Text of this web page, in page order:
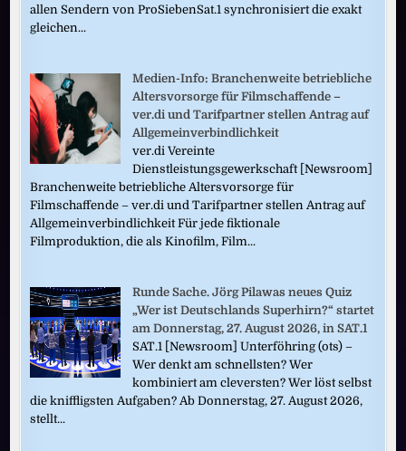
allen Sendern von ProSiebenSat.1 synchronisiert die exakt
gleichen...
Medien-Info: Branchenweite betriebliche
Altersvorsorge für Filmschaffende –
ver.di und Tarifpartner stellen Antrag auf
Allgemeinverbindlichkeit
ver.di Vereinte
Dienstleistungsgewerkschaft [Newsroom]
Branchenweite betriebliche Altersvorsorge für
Filmschaffende – ver.di und Tarifpartner stellen Antrag auf
Allgemeinverbindlichkeit Für jede fiktionale
Filmproduktion, die als Kinofilm, Film...
Runde Sache. Jörg Pilawas neues Quiz
„Wer ist Deutschlands Superhirn?“ startet
am Donnerstag, 27. August 2026, in SAT.1
SAT.1 [Newsroom] Unterföhring (ots) –
Wer denkt am schnellsten? Wer
kombiniert am cleversten? Wer löst selbst
die kniffligsten Aufgaben? Ab Donnerstag, 27. August 2026,
stellt...